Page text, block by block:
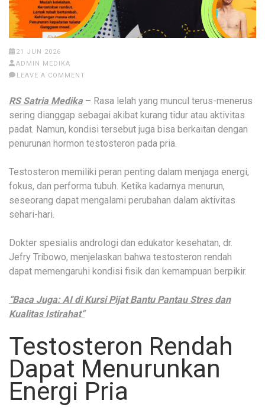
21 JUN 2026
ADMIN MEDIKA
LEAVE A COMMENT
RS Satria Medika – Rasa lelah yang muncul terus-menerus
sering dianggap sebagai akibat kurang tidur atau aktivitas
padat. Namun, kondisi tersebut juga bisa berkaitan dengan
penurunan hormon testosteron pada pria.
Testosteron memiliki peran penting dalam menjaga energi,
fokus, dan performa tubuh. Ketika kadarnya menurun,
seseorang dapat mengalami perubahan dalam aktivitas
sehari-hari.
Dokter spesialis andrologi dan edukator kesehatan, dr.
Jefry Tribowo, menjelaskan bahwa testosteron rendah
dapat memengaruhi kondisi fisik dan kemampuan berpikir.
“Baca Juga:AI di Kursi Pijat Bantu Pantau Stres dan
Kualitas Istirahat“
Testosteron Rendah
Dapat Menurunkan
Energi Pria